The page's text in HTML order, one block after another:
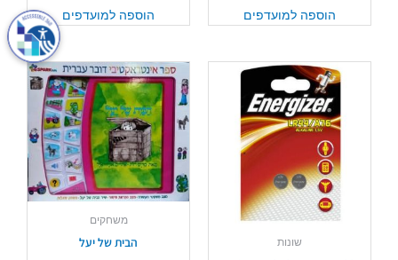
הוספה למועדפים הוספה למועדפים
שונות
משחקים
הבית של יעל